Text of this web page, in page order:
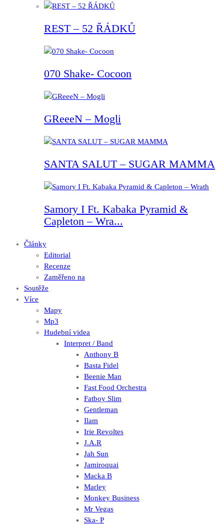
REST – 52 ŘÁDKŮ
070 Shake- Cocoon
GReeeN – Mogli
SANTA SALUT – SUGAR MAMMA
Samory I Ft. Kabaka Pyramid &
Capleton – Wra...
Články
Editorial
Recenze
Zaměřeno na
Soutěže
Více
Mapy
Mp3
Hudební videa
Interpret / Band
Anthony B
Basta Fidel
Beenie Man
Fast Food Orchestra
Fatboy Slim
Gentleman
Ilam
Irie Revoltes
J.A.R
Jah Sun
Jamiroquai
Macka B
Marley
Monkey Business
Mr Vegas
Ska- P